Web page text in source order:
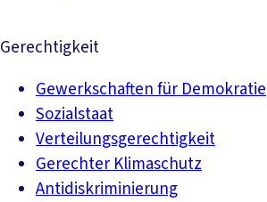
Gerechtigkeit
Gewerkschaften für Demokratie
Sozialstaat
Verteilungsgerechtigkeit
Gerechter Klimaschutz
Antidiskriminierung